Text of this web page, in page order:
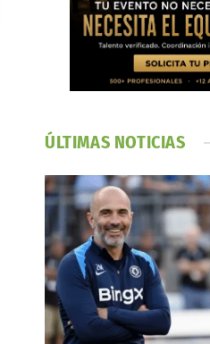
ÚLTIMAS NOTICIAS